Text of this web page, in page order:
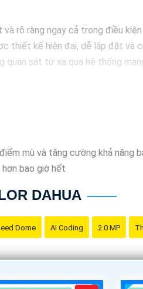
rõ ràng ngay cả trong điều
thiết kế hiện đại, dễ lắp đặt và
quan sát từ xa qua hệ thống
mù và tăng cường khả năng
bao giờ hết
DAHUA
Dome AI Coding 2.0 MP